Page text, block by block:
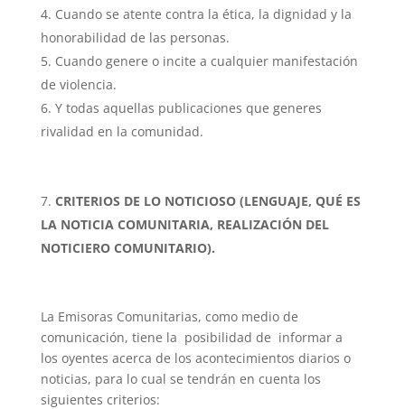
Cuando se atente contra la ética, la dignidad y la
honorabilidad de las personas.
Cuando genere o incite a cualquier manifestación
de violencia.
Y todas aquellas publicaciones que generes
rivalidad en la comunidad.
CRITERIOS DE LO NOTICIOSO (LENGUAJE, QUÉ ES
LA NOTICIA COMUNITARIA, REALIZACIÓN DEL
NOTICIERO COMUNITARIO).
La Emisoras Comunitarias, como medio de
comunicación, tiene la posibilidad de informar a
los oyentes acerca de los acontecimientos diarios o
noticias, para lo cual se tendrán en cuenta los
siguientes criterios: